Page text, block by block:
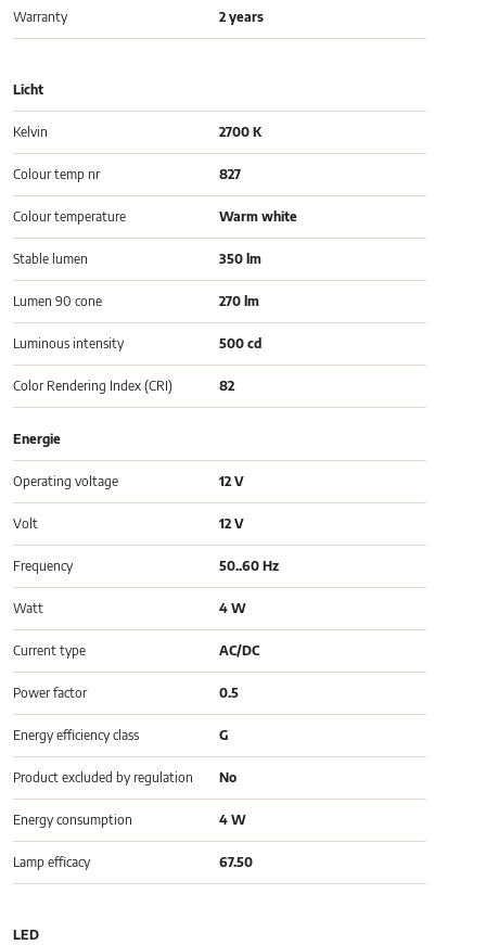
Warranty 2 years
Licht
Kelvin 2700 K
Colour temp nr 827
Colour temperature Warm white
Stable lumen 350 lm
Lumen 90 cone 270 lm
Luminous intensity 500 cd
Color Rendering Index (CRI) 82
Energie
Operating voltage 12 V
Volt 12 V
Frequency 50..60 Hz
Watt 4 W
Current type AC/DC
Power factor 0.5
Energy efficiency class G
Product excluded by regulation No
Energy consumption 4 W
Lamp efficacy 67.50
LED